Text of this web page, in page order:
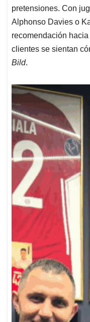
pretensiones. Con
Alphonso Davies o
recomendación
clientes se sientan
Bild.